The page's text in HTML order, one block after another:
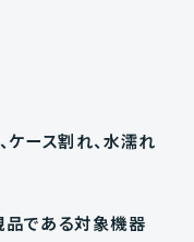
ース割れ、水濡れ
である対象機器